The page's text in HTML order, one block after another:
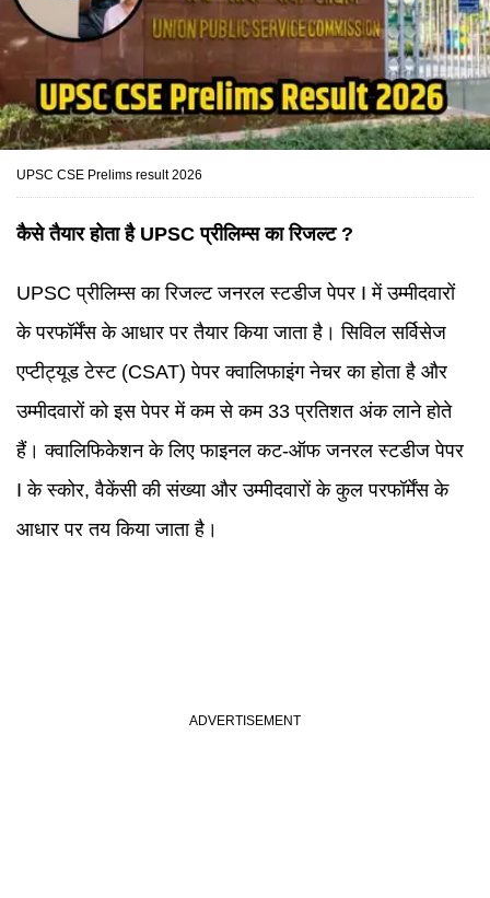
UPSC CSE Prelims result 2026
कैसे तैयार होता है UPSC प्रीलिम्स का रिजल्ट ?
UPSC प्रीलिम्स का रिजल्ट जनरल स्टडीज पेपर I में उम्मीदवारों
के परफॉर्मेंस के आधार पर तैयार किया जाता है। सिविल सर्विसेज
एप्टीट्यूड टेस्ट (CSAT) पेपर क्वालिफाइंग नेचर का होता है और
उम्मीदवारों को इस पेपर में कम से कम 33 प्रतिशत अंक लाने होते
हैं। क्वालिफिकेशन के लिए फाइनल कट-ऑफ जनरल स्टडीज पेपर
I के स्कोर, वैकेंसी की संख्या और उम्मीदवारों के कुल परफॉर्मेंस के
आधार पर तय किया जाता है।